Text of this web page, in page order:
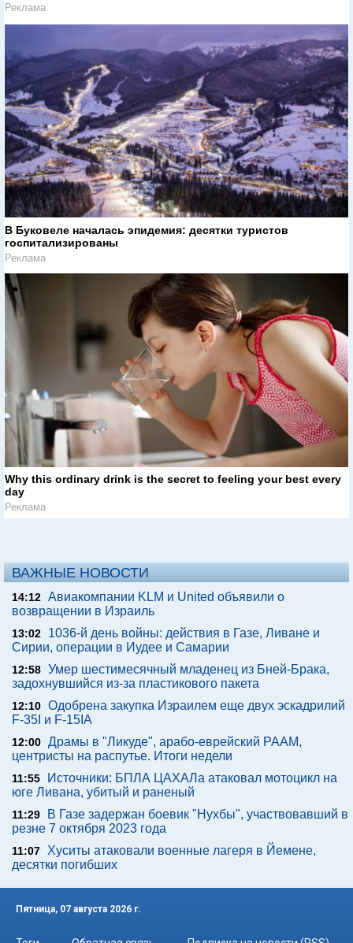
Реклама
В Буковеле началась эпидемия: десятки туристов
госпитализированы
Реклама
Why this ordinary drink is the secret to feeling your best every
day
Реклама
ВАЖНЫЕ НОВОСТИ
14:12 Авиакомпании KLM и United объявили о
возвращении в Израиль
13:02
1036-й день войны: действия в Газе, Ливане и
Сирии, операции в Иудее и Самарии
12:58 Умер шестимесячный младенец из Бней-Брака,
задохнувшийся из-за пластикового пакета
12:10 Одобрена закупка Израилем еще двух эскадрилий
F-35I и F-15IA
12:00 Драмы в "Ликуде", арабо-еврейский РААМ,
центристы на распутье. Итоги недели
11:55
Источники: БПЛА ЦАХАЛа атаковал мотоцикл на
юге Ливана, убитый и раненый
11:29
В Газе задержан боевик "Нухбы", участвовавший в
резне 7 октября 2023 года
11:07 Хуситы атаковали военные лагеря в Йемене,
десятки погибших
Пятница, 07 августа 2026 г.